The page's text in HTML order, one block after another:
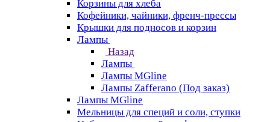
Корзины для хлеба
Кофейники, чайники, френч-прессы
Крышки для подносов и корзин
Лампы
Назад
Лампы
Лампы MGline
Лампы Zafferano (Под заказ)
Лампы MGline
Мельницы для специй и соли, ступки